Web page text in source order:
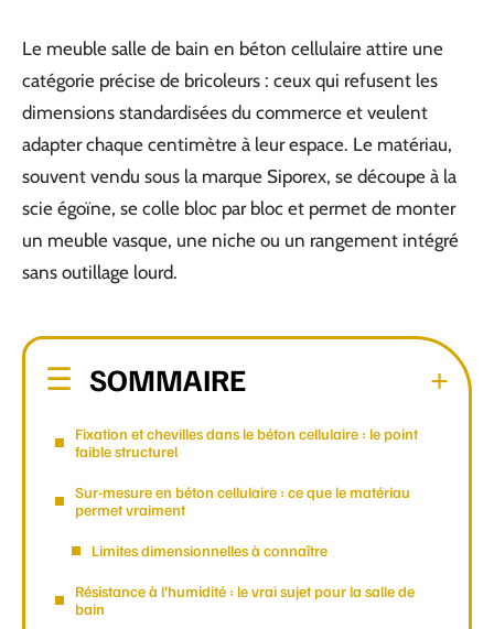
Le meuble salle de bain en béton cellulaire attire une
catégorie précise de bricoleurs : ceux qui refusent les
dimensions standardisées du commerce et veulent
adapter chaque centimètre à leur espace. Le matériau,
souvent vendu sous la marque Siporex, se découpe à la
scie égoïne, se colle bloc par bloc et permet de monter
un meuble vasque, une niche ou un rangement intégré
sans outillage lourd.
SOMMAIRE
Fixation et chevilles dans le béton cellulaire : le point
faible structurel
Sur-mesure en béton cellulaire : ce que le matériau
permet vraiment
Limites dimensionnelles à connaître
Résistance à l’humidité : le vrai sujet pour la salle de
bain